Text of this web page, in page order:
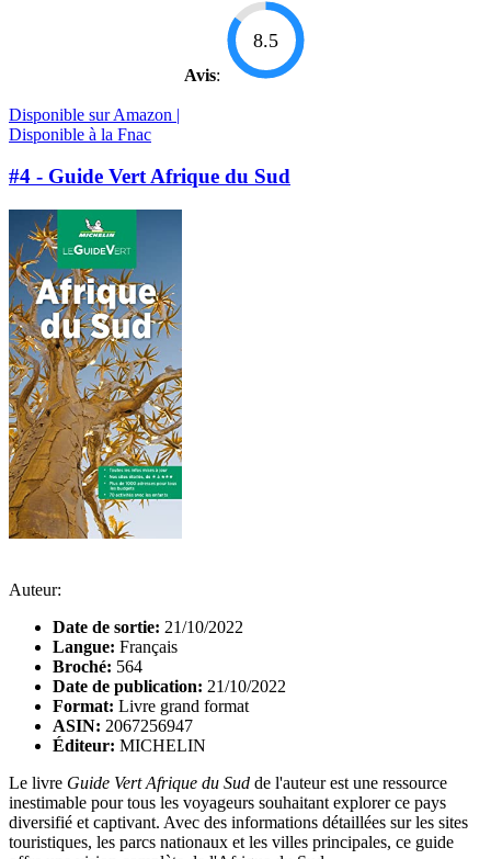
Avis:
8.5
Disponible sur Amazon |
Disponible à la Fnac
#4 - Guide Vert Afrique du Sud
Auteur:
Date de sortie: 21/10/2022
Langue: Français
Broché: 564
Date de publication: 21/10/2022
Format: Livre grand format
ASIN: 2067256947
Éditeur: MICHELIN
Le livre Guide Vert Afrique du Sud de l'auteur est une ressource
inestimable pour tous les voyageurs souhaitant explorer ce pays
diversifié et captivant. Avec des informations détaillées sur les sites
touristiques, les parcs nationaux et les villes principales, ce guide